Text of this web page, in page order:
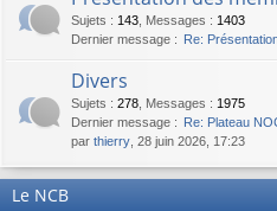
Sujets : 143 Messages : 1403
Dernier message : Re:
Divers
Sujets : 278 Messages : 1975
Dernier message : Re: Plateau
par thierry , 28 juin 2026, 17:23
Le NCB